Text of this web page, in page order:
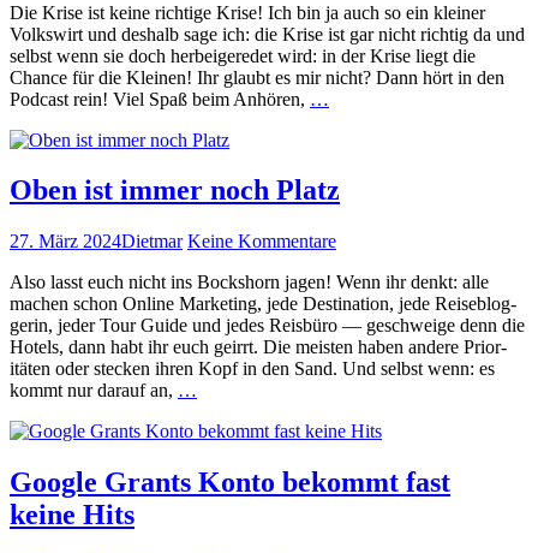
extern
oder
ein
Mis­
Welche
Krise!
Die Krise ist keine richtige Krise! Ich bin ja auch so ein klein­er
Volk­swirt und deshalb sage ich: die Krise ist gar nicht richtig da und
selb­st wenn sie doch her­beigere­det wird: in der Krise liegt die
Chance für die Kleinen! Ihr glaubt es mir nicht? Dann hört in den
Pod­cast rein! Viel Spaß beim Anhören, …
Oben ist immer noch Platz
Veröffentlicht
27. März 2024Autor
Dietmar Keine Kommentarezu
ist
immer
noch Platz
Also lasst euch nicht ins Bock­shorn jagen! Wenn ihr denkt: alle
machen schon Online Mar­ket­ing, jede Des­ti­na­tion, jede Reise­blog­
gerin, jed­er Tour Guide und jedes Reis­büro — geschweige denn die
Hotels, dann habt ihr euch geir­rt. Die meis­ten haben andere Pri­or­
itäten oder steck­en ihren Kopf in den Sand. Und selb­st wenn: es
kommt nur darauf an, …
immer
weiterlesen
Google Grants Konto bekommt fast
keine Hits